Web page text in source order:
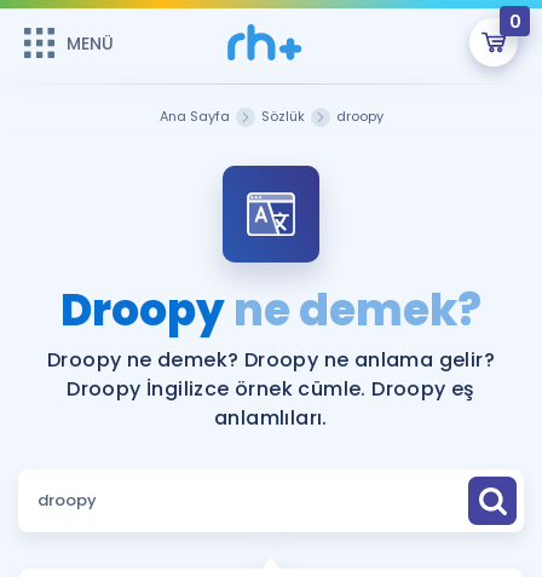
MENÜ
0
Şifremi Hatırlamıyorum
ÜYE DEĞİLİM
Sepetin Şu An Boş.
Remzi Hoca ile seni sınava hazırlayacak onlarca eğitim seni
bekliyor!
MENÜ
Katılımcı Görüşleri
Faydalı Araçlar
Sözlük
Hakkımızda
Ana Sayfa Sözlük droopy
Droopyne demek?
Droopy ne demek? Droopy ne anlama gelir?
Droopy İngilizce örnek cümle. Droopy eş
anlamlıları.